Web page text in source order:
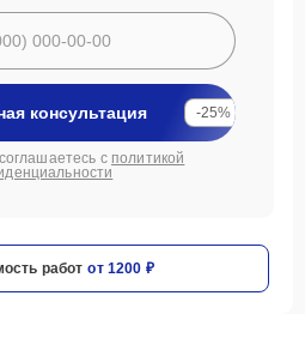
консультация -25%
с политикой
работ от 1200 ₽